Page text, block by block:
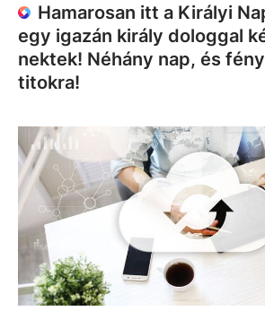
Hamarosan itt a Királyi
egy igazán király dologgal
nektek! Néhány nap, és
titokra!